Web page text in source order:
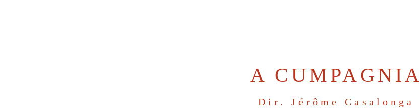
A CUMPAGNIA
Dir. Jérôme Casalonga